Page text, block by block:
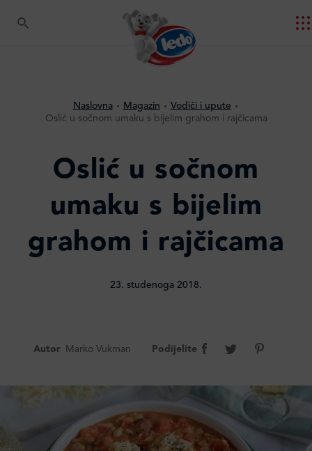
Naslovna Magazin
Vodiči i upute
Oslić u sočnom umaku s bijelim grahom i rajčicama
Oslić u sočnom
umaku s bijelim
grahom i rajčicama
23. studenoga 2018.
Autor Marko Vukman Podijelite